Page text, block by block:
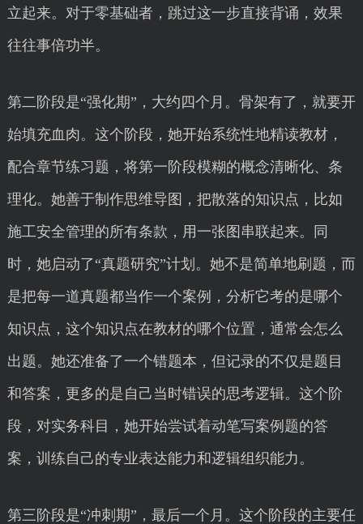
立起来。对于零基础者，跳过这一步直接背诵，效果
往往事倍功半。
第二阶段是“强化期”，大约四个月。骨架有了，就要开
始填充血肉。这个阶段，她开始系统性地精读教材，
配合章节练习题，将第一阶段模糊的概念清晰化、条
理化。她善于制作思维导图，把散落的知识点，比如
施工安全管理的所有条款，用一张图串联起来。同
时，她启动了“真题研究”计划。她不是简单地刷题，而
是把每一道真题都当作一个案例，分析它考的是哪个
知识点，这个知识点在教材的哪个位置，通常会怎么
出题。她还准备了一个错题本，但记录的不仅是题目
和答案，更多的是自己当时错误的思考逻辑。这个阶
段，对实务科目，她开始尝试着动笔写案例题的答
案，训练自己的专业表达能力和逻辑组织能力。
第三阶段是“冲刺期”，最后一个月。这个阶段的主要任